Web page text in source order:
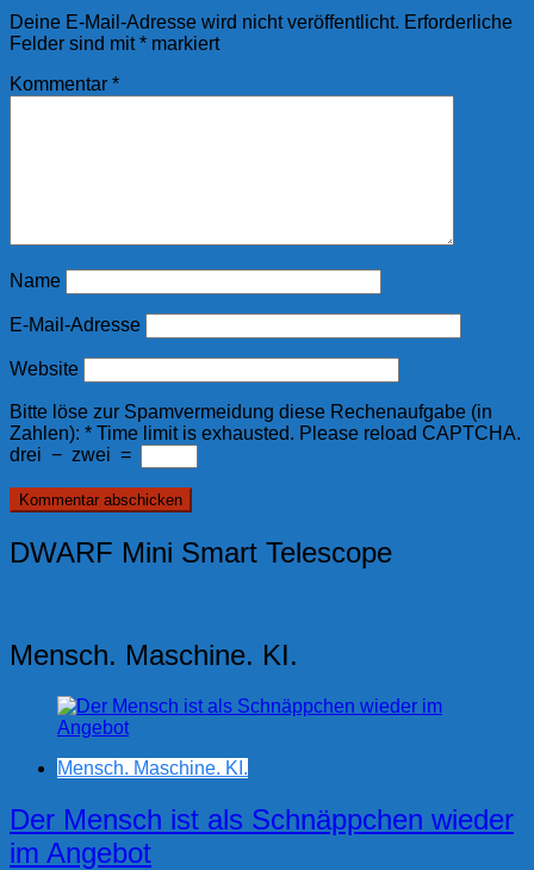
Deine E-Mail-Adresse wird nicht veröffentlicht. Erforderliche
Felder sind mit* markiert
Kommentar *
Name
E-Mail-Adresse
Website
Bitte löse zur Spamvermeidung diese Rechenaufgabe (in
Zahlen): * Time limit is exhausted. Please reload CAPTCHA.
drei − zwei =
DWARF Mini Smart Telescope
Mensch. Maschine. KI.
Mensch. Maschine. KI.
Der Mensch ist als Schnäppchen wieder
im Angebot